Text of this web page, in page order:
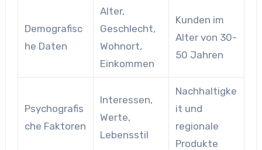
Demografisc
he Daten
Alter,
Geschlecht,
Wohnort,
Einkommen
Kunden im
Alter von 30-
50 Jahren
Psychografis
che Faktoren
Interessen,
Werte,
Lebensstil
Nachhaltigke
it und
regionale
Produkte